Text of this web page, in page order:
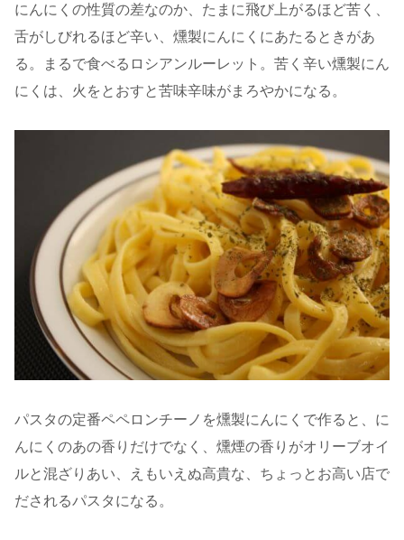
にんにくの性質の差なのか、たまに飛び上がるほど苦く、
舌がしびれるほど辛い、燻製にんにくにあたるときがあ
る。まるで食べるロシアンルーレット。苦く辛い燻製にん
にくは、火をとおすと苦味辛味がまろやかになる。
パスタの定番ペペロンチーノを燻製にんにくで作ると、に
んにくのあの香りだけでなく、燻煙の香りがオリーブオイ
ルと混ざりあい、えもいえぬ高貴な、ちょっとお高い店で
だされるパスタになる。